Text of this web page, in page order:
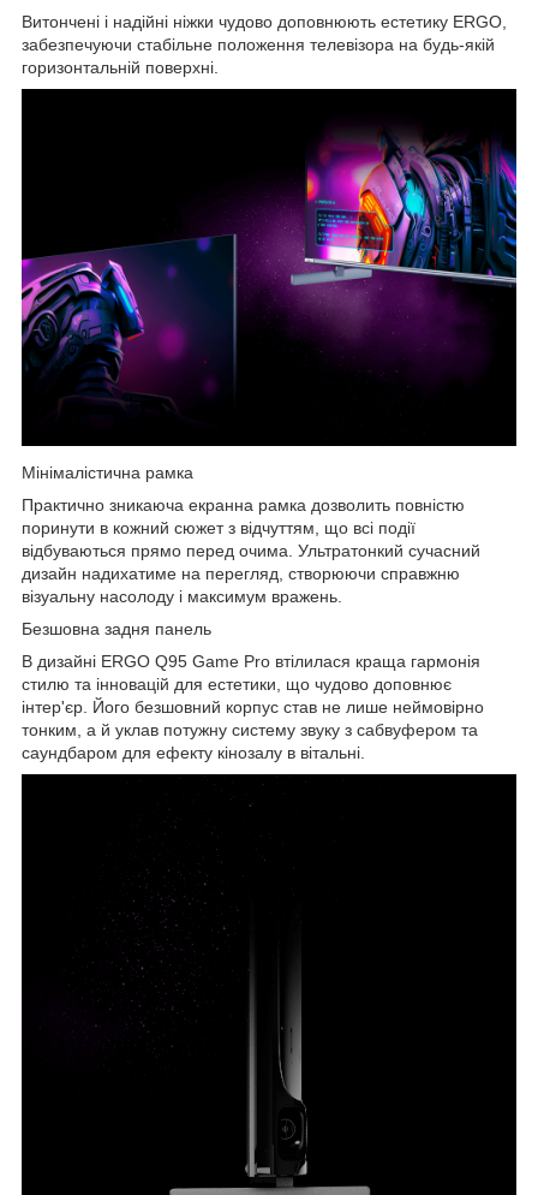
Витончені і надійні ніжки чудово доповнюють естетику ERGO,
забезпечуючи стабільне положення телевізора на будь-якій
горизонтальній поверхні.
Мінімалістична рамка
Практично зникаюча екранна рамка дозволить повністю
поринути в кожний сюжет з відчуттям, що всі події
відбуваються прямо перед очима. Ультратонкий сучасний
дизайн надихатиме на перегляд, створюючи справжню
візуальну насолоду і максимум вражень.
Безшовна задня панель
В дизайні ERGO Q95 Game Pro втілилася краща гармонія
стилю та інновацій для естетики, що чудово доповнює
інтер'єр. Його безшовний корпус став не лише неймовірно
тонким, а й уклав потужну систему звуку з сабвуфером та
саундбаром для ефекту кінозалу в вітальні.